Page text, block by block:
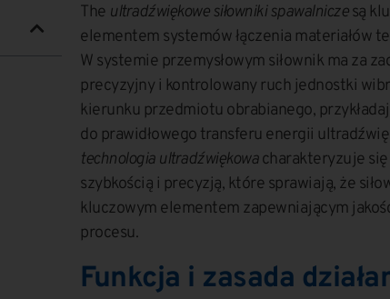
The ultradźwiękowe siłowniki spawalniczesą
elementem systemów łączenia materiałów
W systemie przemysłowym siłownik ma za
precyzyjny i kontrolowany ruch jednostki
kierunku przedmiotu obrabianego,
do prawidłowego transferu energii
technologia ultradźwiękowacharakteryzuje się
szybkością i precyzją, które sprawiają, że
kluczowym elementem zapewniającym
procesu.
Funkcja i zasada